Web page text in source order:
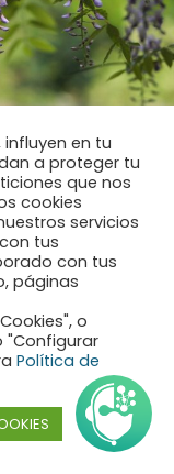
varios factores:
una planta de hoja
cobertura todo el
en tu
a proteger tu
que nos
cookies
servicios
tus
con tus
páginas
o
"Configurar
Política de